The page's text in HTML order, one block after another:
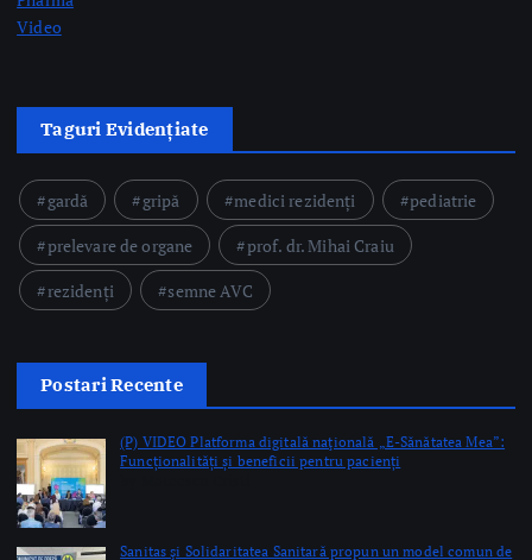
Taguri Evidențiate
prelevare de organe
rezidenți
semne AVC
Postari Recente
by Mateescu Cristi
Sanitas şi Solidaritatea Sanitară propun un model comun de
salarizare pentru angajaţii din sistemul public de sănătate
Premieră medicală la Spitalul Orășenesc Mioveni: